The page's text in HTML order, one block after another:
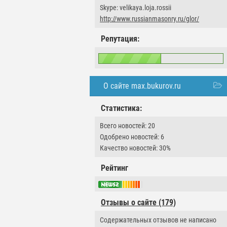
Skype: velikaya.loja.rossii
http://www.russianmasonry.ru/glor/
Репутация:
О сайте max.bukurov.ru
Статистика:
Всего новостей: 20
Одобрено новостей: 6
Качество новостей: 30%
Рейтинг
Отзывы о сайте (179)
Содержательных отзывов не написано